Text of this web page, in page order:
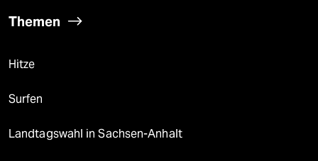
Themen
Hitze
Surfen
Landtagswahl in Sachsen-Anhalt